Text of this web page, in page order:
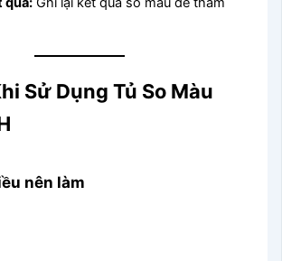
Sử Dụng Tủ So Màu
nên làm